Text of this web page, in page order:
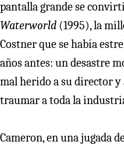
pantalla grande se
Waterworld (1995), la
Costner que se había
años antes: un desastre
mal herido a su director y
traumar a toda la
Cameron, en una jugada